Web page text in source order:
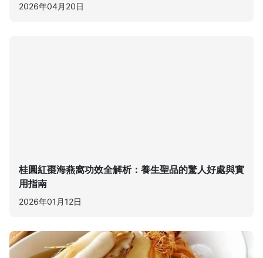
2026年04月20日
桂圓紅棗海燕窩功效全解析：養生聖品的驚人好處與實
用指南
2026年01月12日